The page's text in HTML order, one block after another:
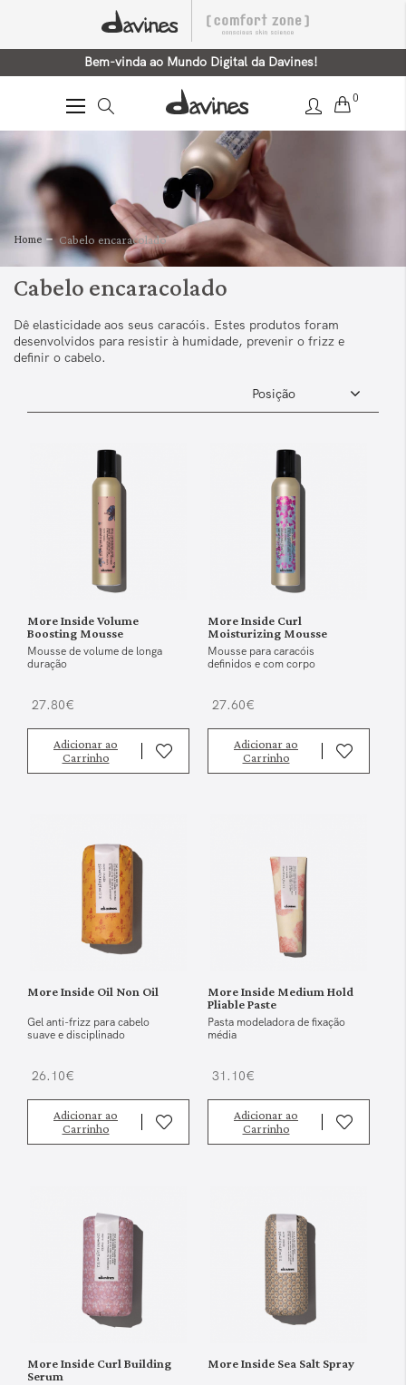
Bem-vinda ao Mundo Digital da Davines!
Alternar
0
Home Cabelo encaracolado
Cabelo encaracolado
Dê elasticidade aos seus caracóis. Estes produtos foram
desenvolvidos para resistir à humidade, prevenir o frizz e
definir o cabelo.
More Inside Volume
Boosting Mousse
Mousse de volume de longa
duração
27.80€
Adicionar ao
Carrinho
More Inside Curl
Moisturizing Mousse
Mousse para caracóis
definidos e com corpo
27.60€
Adicionar ao
Carrinho
More Inside Oil Non Oil
Gel anti-frizz para cabelo
suave e disciplinado
26.10€
Adicionar ao
Carrinho
More Inside Medium Hold
Pliable Paste
Pasta modeladora de fixação
média
31.10€
Adicionar ao
Carrinho
More Inside Curl Building
Serum
More Inside Sea Salt Spray